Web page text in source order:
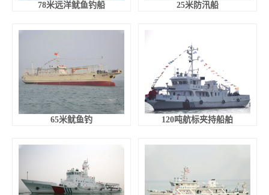
78米远洋鱿鱼钓船 25米防汛船
65米鱿鱼钓 120吨航标夹持船舶